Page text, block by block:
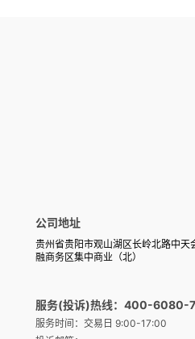
公司地址
贵州省贵阳市观山湖区长岭北路中天
融商务区集中商业（北）
服务(投诉)热线：400-6080-
服务时间：交易日 9:00-17:00